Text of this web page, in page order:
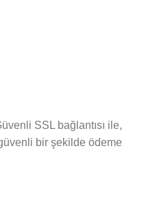
SSL bağlantısı ile,
bir şekilde ödeme